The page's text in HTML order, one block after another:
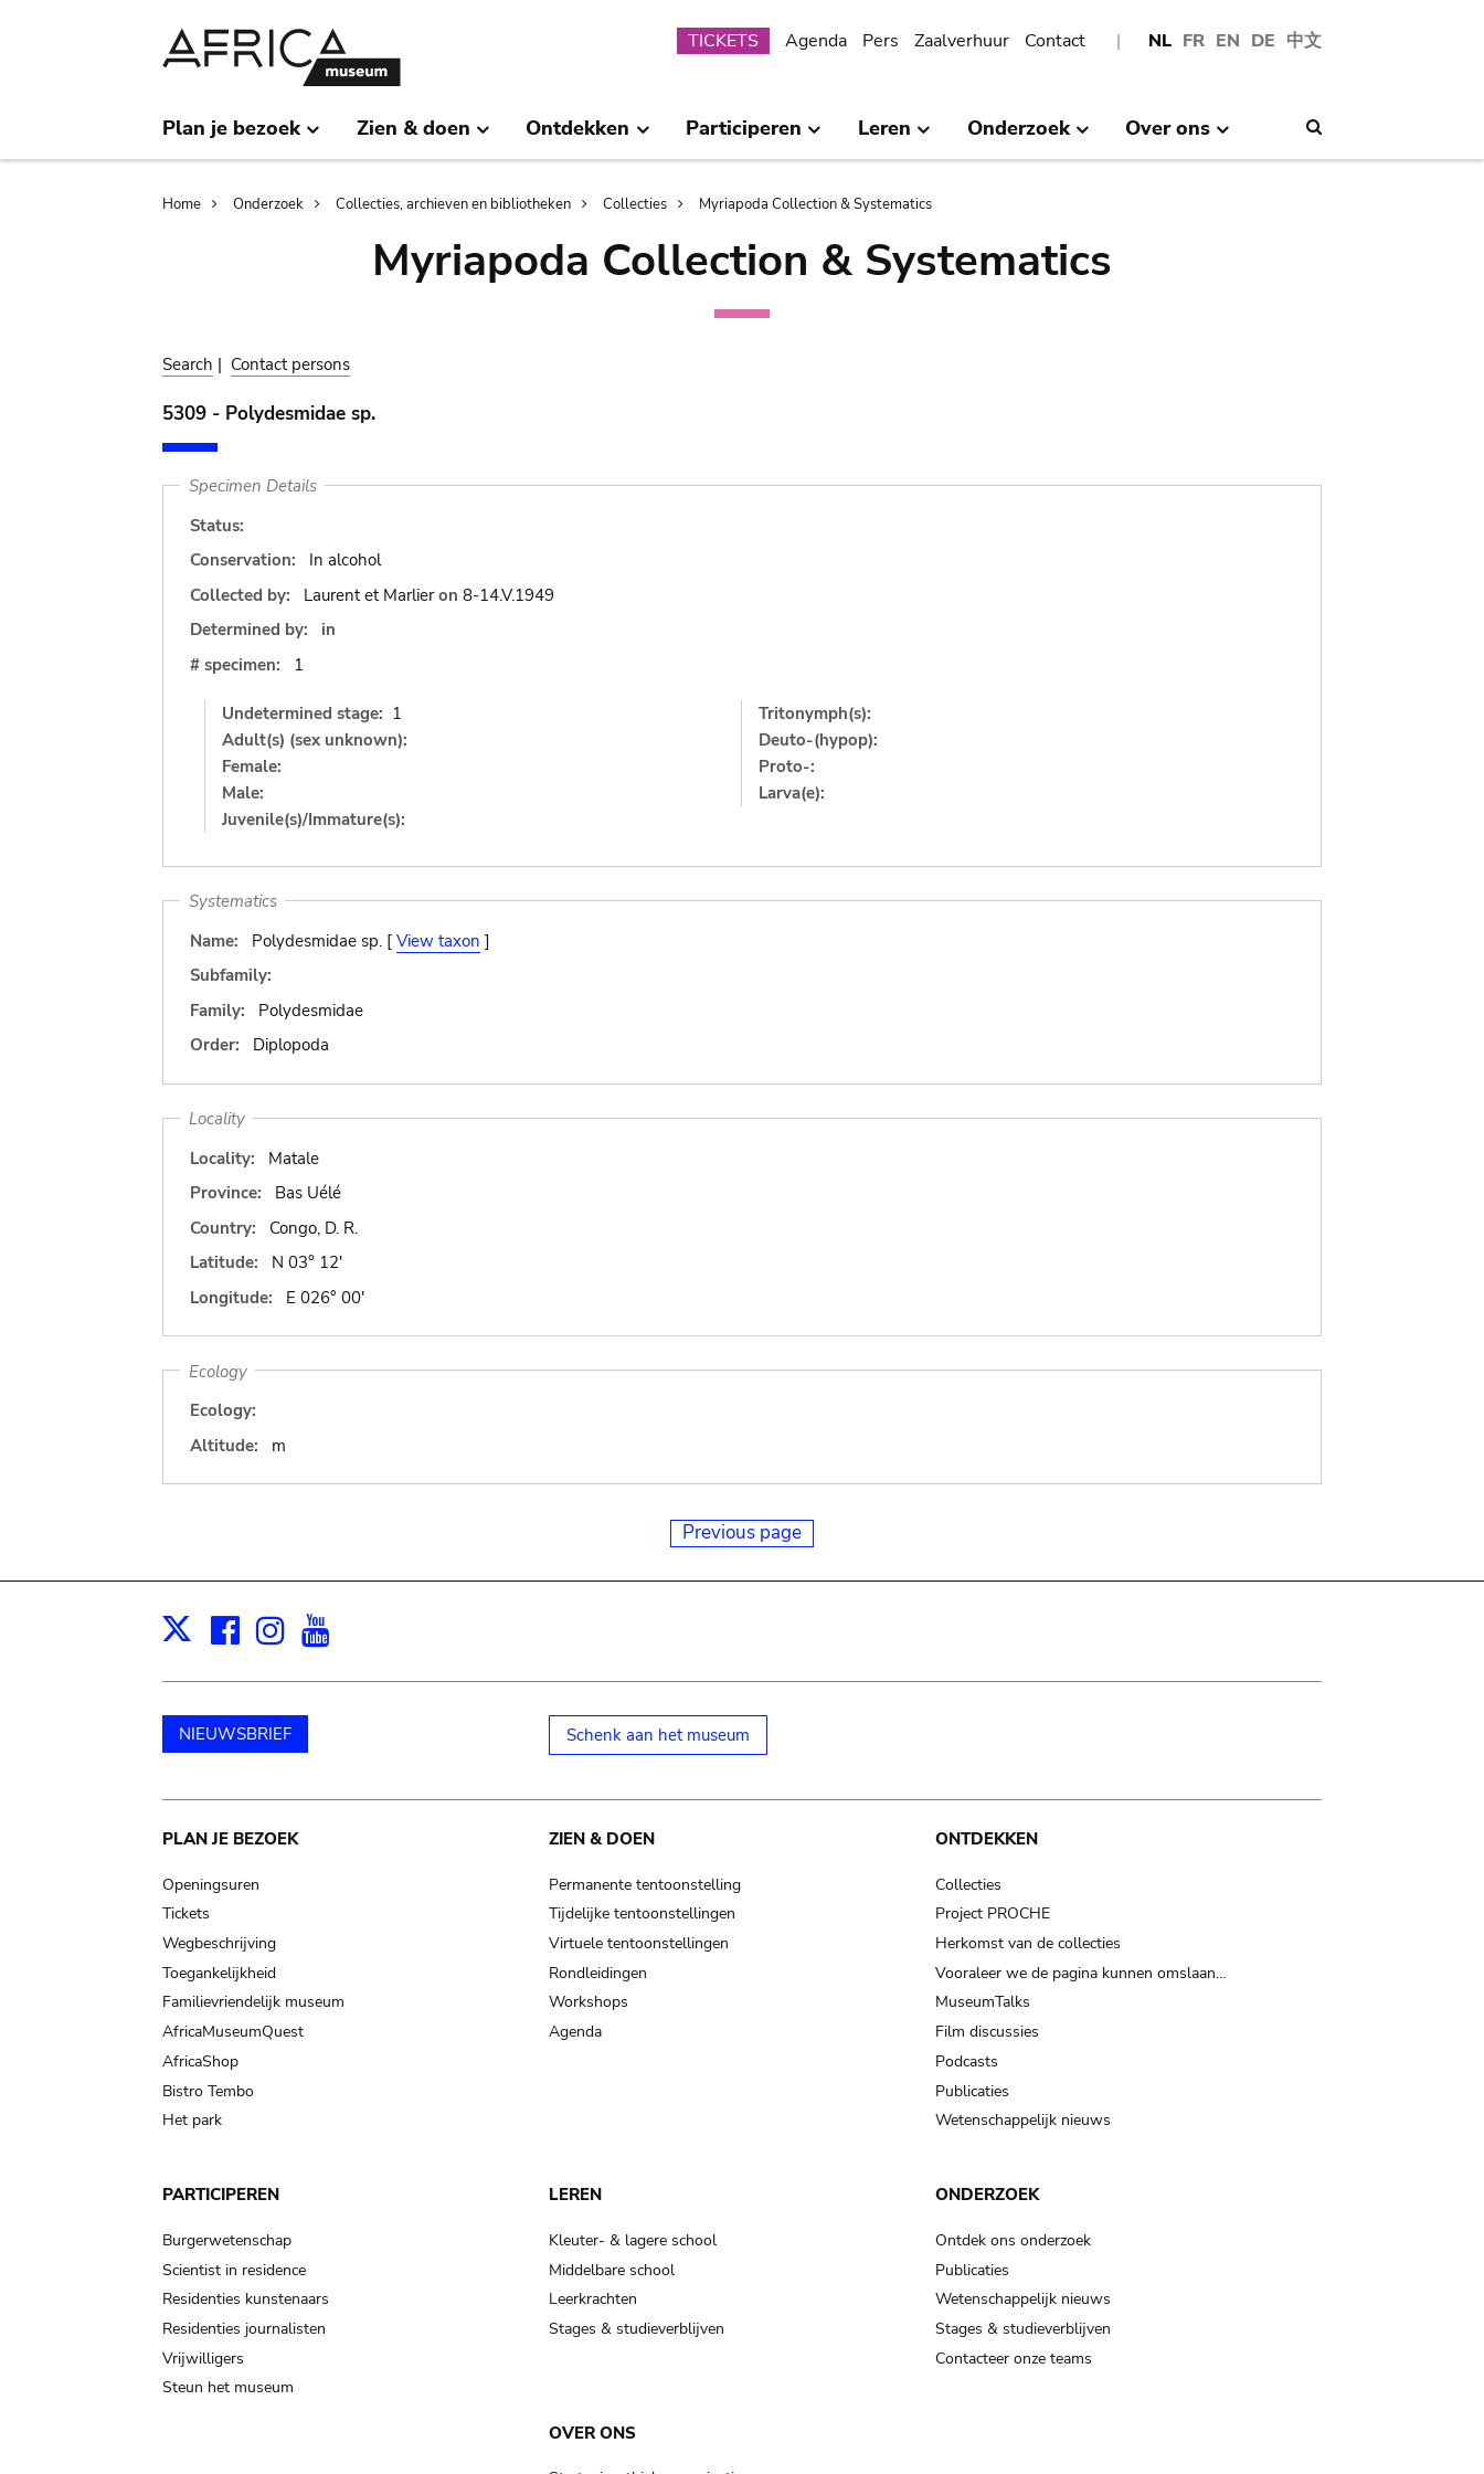
NL FR EN DE 中文
Submenu
TICKETS Agenda Pers Zaalverhuur Contact
Plan je bezoek Zien & doen Ontdekken Participeren Leren Onderzoek Over ons
Breadcrumb
Home Onderzoek Collecties, archieven en bibliotheken Collecties Myriapoda Collection & Systematics
Myriapoda Collection & Systematics
Search | Contact persons
5309 - Polydesmidae sp.
Specimen Details
Status:
Conservation:
In alcohol
Collected by:
Laurent et Marlier on 8-14.V.1949
Determined by:
in
# specimen:
1
Undetermined stage: 1
Adult(s) (sex unknown):
Female:
Male:
Juvenile(s)/Immature(s):
Tritonymph(s):
Deuto-(hypop):
Proto-:
Larva(e):
Systematics
Name:
Polydesmidae sp. [ View taxon ]
Subfamily:
Family:
Polydesmidae
Order:
Diplopoda
Locality
Locality:
Matale
Province:
Bas Uélé
Country:
Congo, D. R.
Latitude:
N 03° 12'
Longitude:
E 026° 00'
Ecology
Ecology:
Altitude:
m
Previous page
X Facebook
Instagram
NIEUWSBRIEF Schenk aan het museum
Main
navigation
PLAN JE BEZOEK
Openingsuren
Tickets
Wegbeschrijving
Toegankelijkheid
Familievriendelijk museum
AfricaMuseumQuest
AfricaShop
Bistro Tembo
Het park
ZIEN & DOEN
Permanente tentoonstelling
Tijdelijke tentoonstellingen
Virtuele tentoonstellingen
Rondleidingen
Workshops
Agenda
ONTDEKKEN
Collecties
Project PROCHE
Herkomst van de collecties
Vooraleer we de pagina kunnen omslaan…
MuseumTalks
Film discussies
Podcasts
Publicaties
Wetenschappelijk nieuws
PARTICIPEREN
Burgerwetenschap
Scientist in residence
Residenties kunstenaars
Residenties journalisten
Vrijwilligers
Steun het museum
LEREN
Kleuter- & lagere school
Middelbare school
Leerkrachten
Stages & studieverblijven
ONDERZOEK
Ontdek ons onderzoek
Publicaties
Wetenschappelijk nieuws
Stages & studieverblijven
Contacteer onze teams
OVER ONS